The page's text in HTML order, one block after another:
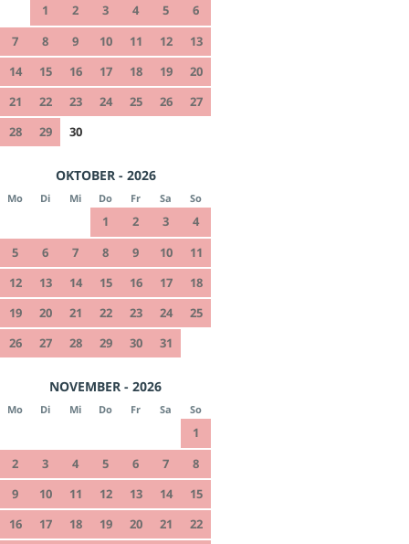
1 2 3 4 5
6
7
8 9 10 11 12
13
14
15 16 17 18 19
20
21
22 23 24 25 26
27
28
29 30
OKTOBER - 2026
Mo Di Mi Do Fr Sa So
1 2 3
4
5
6 7 8 9 10
11
12
13 14 15 16 17
18
19
20 21 22 23 24
25
26
27 28 29 30 31
NOVEMBER - 2026
Mo Di Mi Do Fr Sa So
1
2
3 4 5 6 7
8
9
10 11 12 13 14
15
16
17 18 19 20 21
22